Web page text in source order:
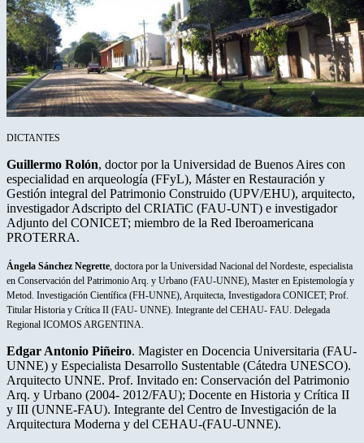
DICTANTES
Guillermo Rolón, doctor por la Universidad de Buenos Aires con
especialidad en arqueología (FFyL), Máster en Restauración y
Gestión integral del Patrimonio Construido (UPV/EHU), arquitecto,
investigador Adscripto del CRIATiC (FAU-UNT) e investigador
Adjunto del CONICET; miembro de la Red Iberoamericana
PROTERRA.
Ángela Sánchez Negrette, doctora por la Universidad Nacional del Nordeste, especialista
en Conservación del Patrimonio Arq. y Urbano (FAU-UNNE), Master en Epistemología y
Metod. Investigación Científica (FH-UNNE), Arquitecta, Investigadora CONICET; Prof.
Titular Historia y Crítica II (FAU- UNNE). Integrante del CEHAU- FAU. Delegada
Regional ICOMOS ARGENTINA.
Edgar Antonio Piñeiro. Magister en Docencia Universitaria (FAU-
UNNE) y Especialista Desarrollo Sustentable (Cátedra UNESCO).
Arquitecto UNNE. Prof. Invitado en: Conservación del Patrimonio
Arq. y Urbano (2004- 2012/FAU); Docente en Historia y Crítica II
y III (UNNE-FAU). Integrante del Centro de Investigación de la
Arquitectura Moderna y del CEHAU-(FAU-UNNE).